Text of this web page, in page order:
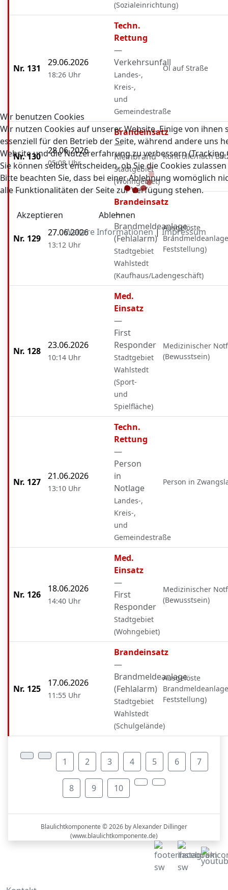
(Sozialeinrichtung)
Nr. 131
29.06.2026
18:26 Uhr
Techn.
Rettung
—
Verkehrsunfall
Landes-,
Kreis-,
und
Gemeindestraße
Öl auf Straße
Nr. 130
28.06.2026
05:08 Uhr
Brandeinsatz
—
Kleinbrand
Stadtgebiet
(Wohngebiet)
Kontrolle/nach
Nr. 129
27.06.2026
13:12 Uhr
Brandeinsatz
—
Brandmeldeanlage
(Fehlalarm)
Stadtgebiet
Wahlstedt
(Kaufhaus/Ladengeschäft)
Ausgelöste
Feststellung)
Nr. 128
23.06.2026
10:14 Uhr
Med.
Einsatz
—
First
Responder
Stadtgebiet
Wahlstedt
(Sport-
und
Spielfläche)
Medizinischer
(Bewusstsein)
Nr. 127
21.06.2026
13:10 Uhr
Techn.
Rettung
—
Person
in
Notlage
Landes-,
Kreis-,
und
Gemeindestraße
Person in
Nr. 126
18.06.2026
14:40 Uhr
Med.
Einsatz
—
First
Responder
Stadtgebiet
(Wohngebiet)
Medizinischer
(Bewusstsein)
Nr. 125
17.06.2026
11:55 Uhr
Brandeinsatz
—
Brandmeldeanlage
(Fehlalarm)
Stadtgebiet
Wahlstedt
(Schulgelände)
Ausgelöste
Feststellung)
1 2 3 4 5 6 7
8 9 10
Blaulichtkomponente © 2026 by Alexander Dillinger
(www.blaulichtkomponente.de)
Wir benutzen Cookies
Wir nutzen Cookies auf unserer Website. Einige von ihnen
essenziell für den Betrieb der Seite, während andere uns
Website und die Nutzererfahrung zu verbessern (Tracking
Sie können selbst entscheiden, ob Sie die Cookies
Bitte beachten Sie, dass bei einer Ablehnung womöglich
alle Funktionalitäten der Seite zur Verfügung stehen.
Akzeptieren
Ablehnen
Weitere Informationen|Impressum